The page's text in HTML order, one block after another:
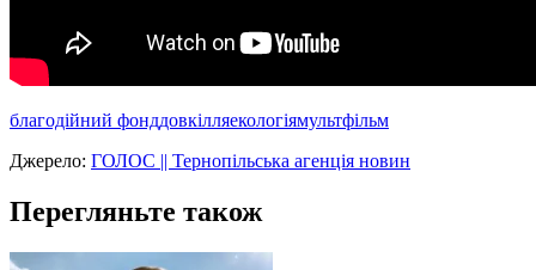
благодійний фонддовкілляекологіямультфільм
Джерело: ГОЛОС || Тернопільська агенція новин
Перегляньте також